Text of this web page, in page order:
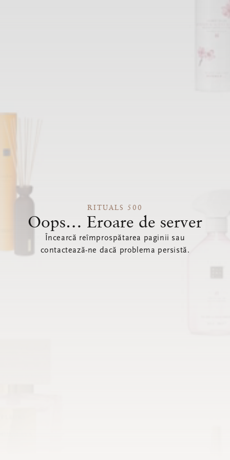
RITUALS 500
Oops… Eroare de server
Încearcă reîmprospătarea paginii sau
contactează-ne dacă problema persistă.